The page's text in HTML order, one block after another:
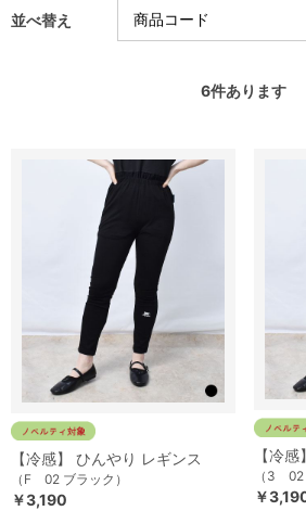
並べ替え
6件あります
【冷感】 ひんやり レギンス
（F 02 ブラック）
￥3,190
【冷
（3 02
￥